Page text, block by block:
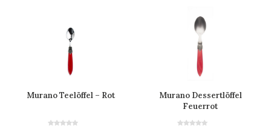
Murano Teelöffel – Rot
Murano Dessertlöffel
Feuerrot